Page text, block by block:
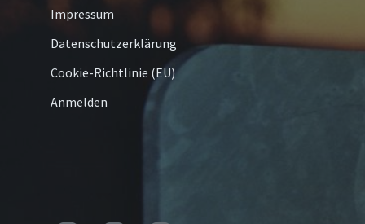
Impressum
Datenschutzerklärung
Cookie-Richtlinie (EU)
Anmelden